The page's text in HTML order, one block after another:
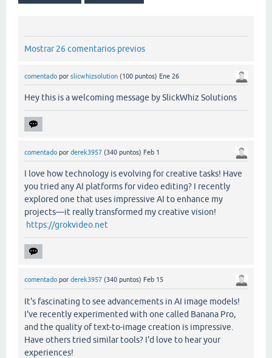
Mostrar 26 comentarios previos
comentado por slicwhizsolution (100 puntos) Ene 26
Hey this is a welcoming message by SlickWhiz Solutions
comentado por derek3957 (340 puntos) Feb 1
I love how technology is evolving for creative tasks! Have
you tried any AI platforms for video editing? I recently
explored one that uses impressive AI to enhance my
projects—it really transformed my creative vision!
https://grokvideo.net
comentado por derek3957 (340 puntos) Feb 15
It's fascinating to see advancements in AI image models!
I've recently experimented with one called Banana Pro,
and the quality of text-to-image creation is impressive.
Have others tried similar tools? I'd love to hear your
experiences!